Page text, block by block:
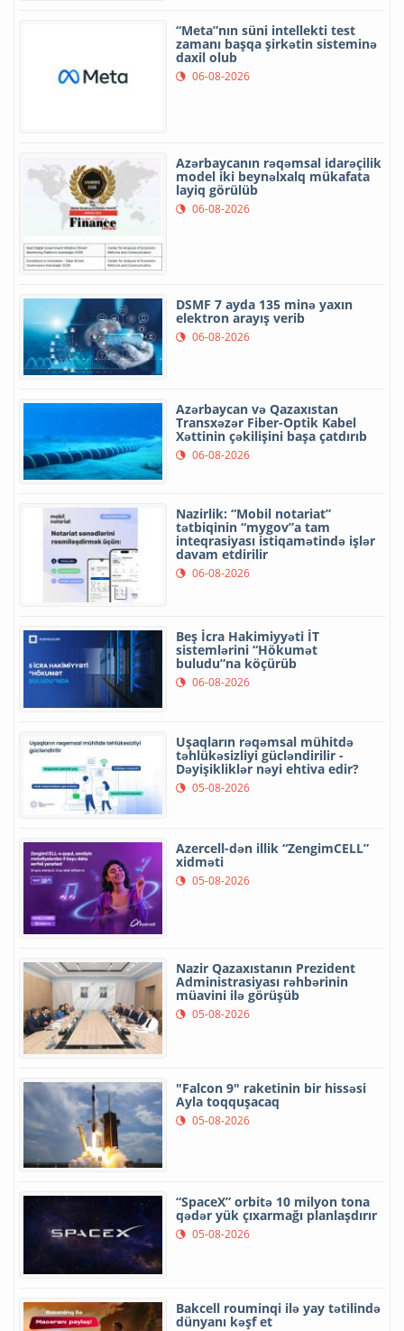
“Meta”nın süni intellekti test
zamanı başqa şirkətin sisteminə
daxil olub
06-08-2026
Azərbaycanın rəqəmsal idarəçilik
model iki beynəlxalq mükafata
layiq görülüb
06-08-2026
DSMF 7 ayda 135 minə yaxın
elektron arayış verib
06-08-2026
Azərbaycan və Qazaxıstan
Transxəzər Fiber-Optik Kabel
Xəttinin çəkilişini başa çatdırıb
06-08-2026
Nazirlik: “Mobil notariat”
tətbiqinin “mygov”a tam
inteqrasiyası istiqamətində işlər
davam etdirilir
06-08-2026
Beş İcra Hakimiyyəti İT
sistemlərini “Hökumət
buludu”na köçürüb
06-08-2026
Uşaqların rəqəmsal mühitdə
təhlükəsizliyi gücləndirilir -
Dəyişikliklər nəyi ehtiva edir?
05-08-2026
Azercell-dən illik “ZengimCELL”
xidməti
05-08-2026
Nazir Qazaxıstanın Prezident
Administrasiyası rəhbərinin
müavini ilə görüşüb
05-08-2026
"Falcon 9" raketinin bir hissəsi
Ayla toqquşacaq
05-08-2026
“SpaceX” orbitə 10 milyon tona
qədər yük çıxarmağı planlaşdırır
05-08-2026
Bakcell rouminqi ilə yay tətilində
dünyanı kəşf et